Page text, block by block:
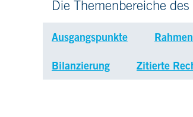
Die Themenbereiche
Ausgangspunkte
Bilanzierung Zitierte